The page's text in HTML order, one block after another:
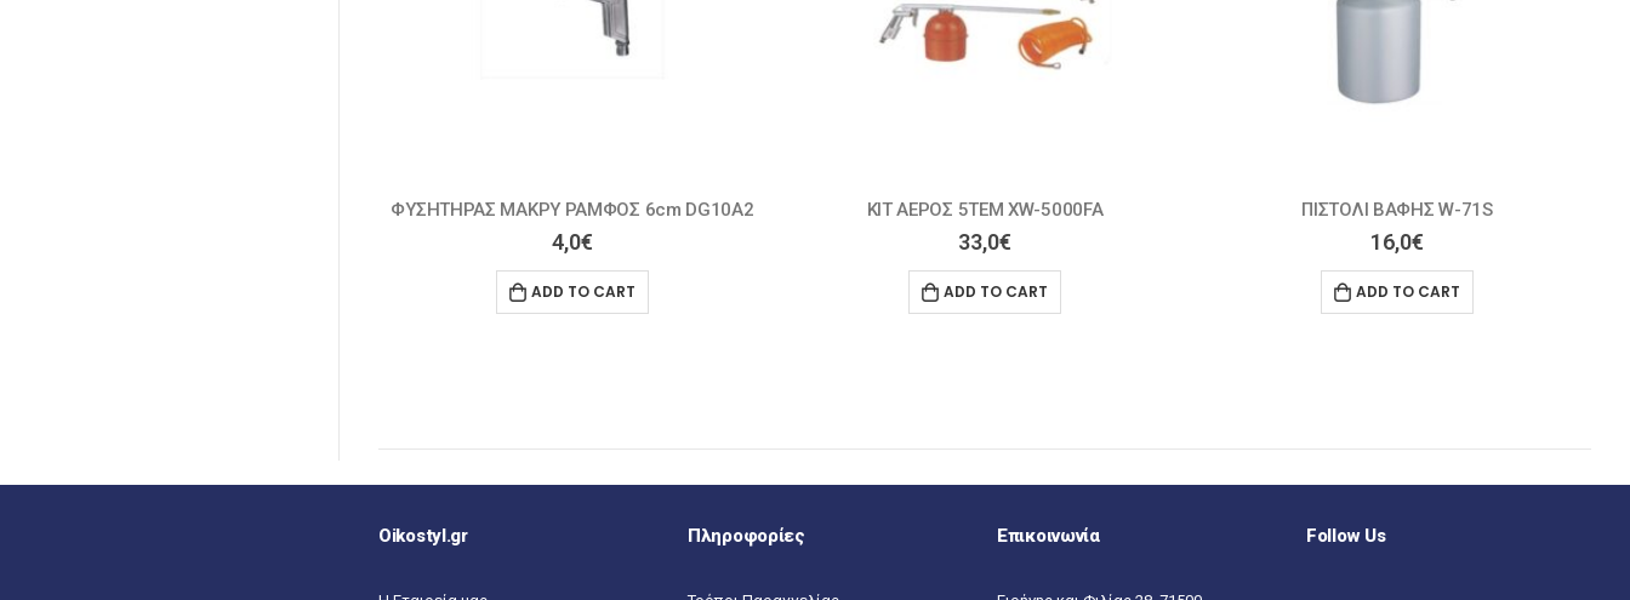
ΚΙΤ ΑΕΡΟΣ 5ΤΕΜ XW-5000FA
33,0€
ADD TO CART
ΠΙΣΤΟΛΙ ΒΑΦΗΣ W-71S
16,0€
ADD TO CART
ΠΙΣΤΟΛΙ ΒΑΦΗΣ PQ-2UA
43,0€
ADD TO CART
Oikostyl.gr Πληροφορίες Επικοινωνία Follow Us